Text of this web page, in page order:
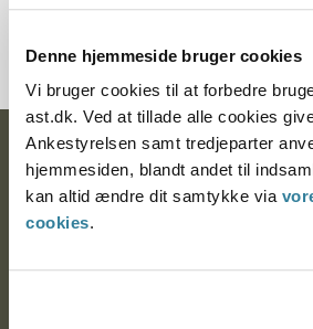
Denne hjemmeside bruger cookies
Vi bruger cookies til at forbedre
ast.dk. Ved at tillade alle cookies
Ankestyrelsen samt tredjeparter
hjemmesiden, blandt andet til
kan altid ændre dit samtykke via
cookies.
Ankestyrelsen
Postadresse: